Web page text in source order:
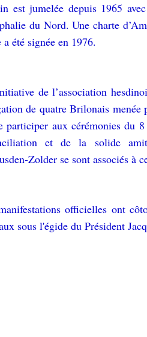
est jumelée depuis 1965
du Nord. Une charte
a été signée en 1976.
de l’association
de quatre Brilonais
participer aux cérémonies du
et de la solide
Zolder se sont associés à
officielles ont
sous l'égide du Président